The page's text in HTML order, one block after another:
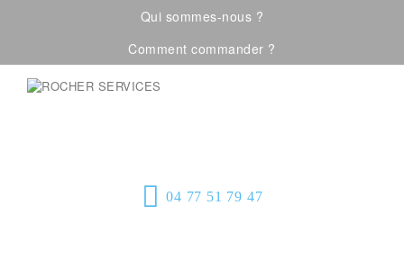
Qui sommes-nous ?
Comment commander ?
04 77 51 79 47